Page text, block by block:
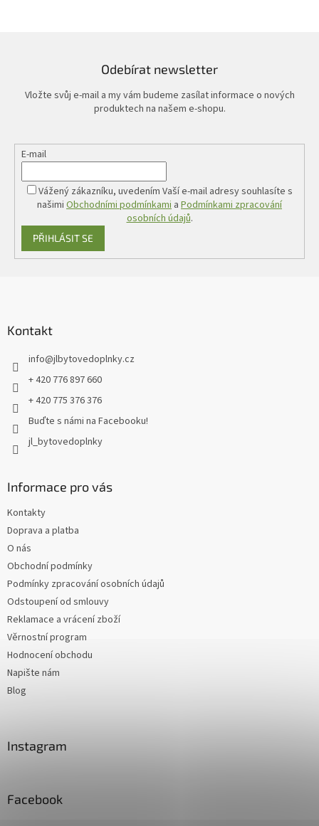
Odebírat newsletter
Vložte svůj e-mail a my vám budeme zasílat informace o nových
produktech na našem e-shopu.
E-mail
Vážený zákazníku, uvedením Vaší e-mail adresy souhlasíte s
našimi Obchodními podmínkami a Podmínkami zpracování
osobních údajů.
PŘIHLÁSIT SE
Kontakt
info@jlbytovedoplnky.cz
+ 420 776 897 660
+ 420 775 376 376
Buďte s námi na Facebooku!
jl_bytovedoplnky
Informace pro vás
Kontakty
Doprava a platba
O nás
Obchodní podmínky
Podmínky zpracování osobních údajů
Odstoupení od smlouvy
Reklamace a vrácení zboží
Věrnostní program
Hodnocení obchodu
Napište nám
Blog
Instagram
Facebook